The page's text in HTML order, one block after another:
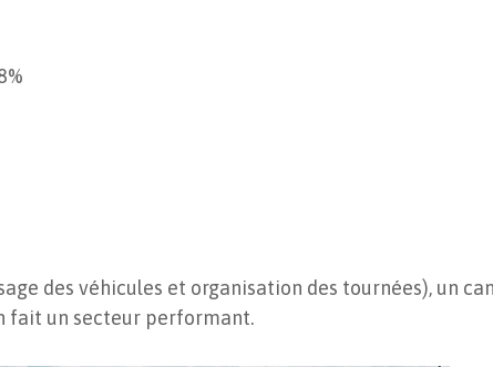
des véhicules et organisation des tournées), un
fait un secteur performant.